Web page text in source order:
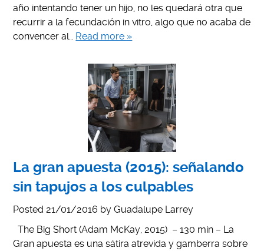
año intentando tener un hijo, no les quedará otra que
recurrir a la fecundación in vitro, algo que no acaba de
convencer al… Read more »
La gran apuesta (2015): señalando
sin tapujos a los culpables
Posted 21/01/2016 byGuadalupe Larrey
The Big Short (Adam McKay, 2015) – 130 min – La
Gran apuesta es una sátira atrevida y gamberra sobre